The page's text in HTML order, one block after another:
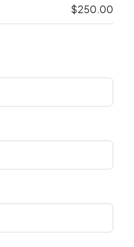
$250.00